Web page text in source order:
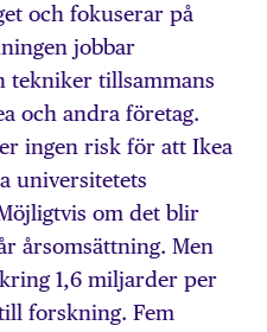
och fokuserar på
jobbar
tekniker tillsammans
och andra företag.
ingen risk för att Ikea
universitetets
om det blir
årsomsättning. Men
1,6 miljarder per
forskning. Fem